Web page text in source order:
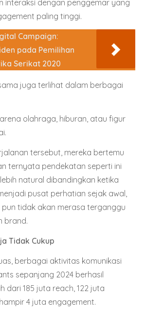
interaksi dengan penggemar yang
paling tinggi.
Campaign:
pada Pemilihan
Serikat 2020
juga terlihat dalam berbagai
olahraga, hiburan, atau figur
tersebut, mereka bertemu
ternyata pendekatan seperti ini
natural dibandingkan ketika
pusat perhatian sejak awal,
pun tidak akan merasa terganggu
brand.
Tidak Cukup
berbagai aktivitas komunikasi
sepanjang 2024 berhasil
dari 185 juta reach, 122 juta
4 juta engagement.